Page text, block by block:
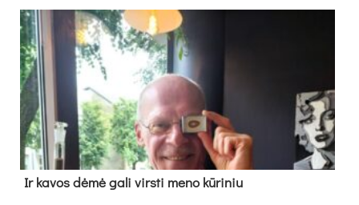
Ir ka­vos dė­mė ga­li virs­ti me­no kū­ri­niu